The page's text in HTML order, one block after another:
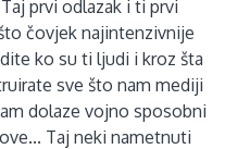
prvi odlazak i ti prvi
čovjek najintenzivnije
ko su ti ljudi i kroz šta
sve što nam mediji
dolaze vojno sposobni
Taj neki nametnuti